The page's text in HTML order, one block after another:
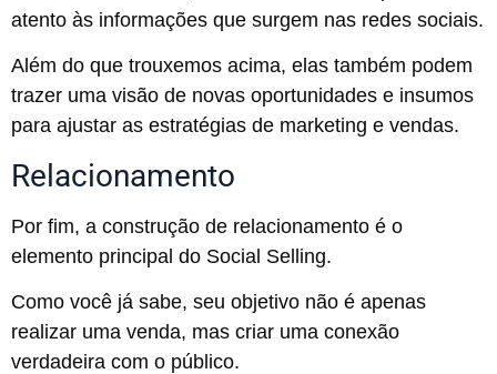
atento às informações que surgem nas redes sociais.
Além do que trouxemos acima, elas também podem
trazer uma visão de novas oportunidades e insumos
para ajustar as estratégias de marketing e vendas.
Relacionamento
Por fim, a construção de relacionamento é o
elemento principal do Social Selling.
Como você já sabe, seu objetivo não é apenas
realizar uma venda, mas criar uma conexão
verdadeira com o público.